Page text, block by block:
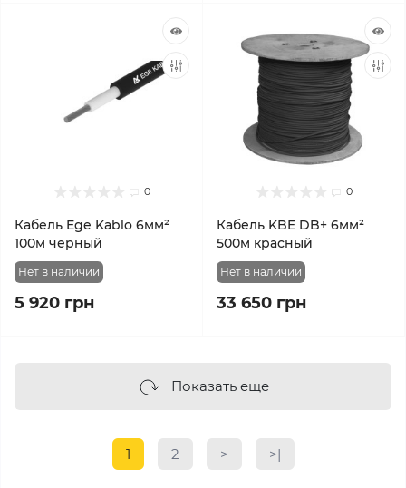
0
Кабель Ege Kablo 6мм²
100м черный
Нет в наличии
5 920 грн
0
Кабель KBE DB+ 6мм²
500м красный
Нет в наличии
33 650 грн
Показать еще
1 2 > >|